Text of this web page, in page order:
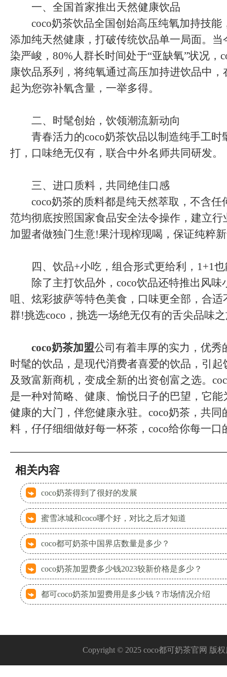
一、全国首家推出天然健康饮品
coco奶茶饮品全国创始高压纯氧加持技能
添加纯天然健康，打破传统饮品单一局面。当
染严峻，80%人群长时间处于“亚缺氧”状况，
康饮品系列，将纯氧通过高压加持进饮品中
起为您弥补氧含量，一举多得。
二、时髦创始，饮领潮流新动向
青春活力的coco奶茶饮品以制造纯手工时
打，口味绝无仅有，联合中外名师共同研发。
三、进口质料，共同绝佳口感
coco奶茶的质料都是纯天然萃取，不含任
范均彻底按照国家食品安全法令操作，建立行
加盟者做独门生意!果汁现榨现喝，保证纯粹
四、饮品+小吃，组合形式更给利，1+1也
除了主打饮品外，coco饮品还特推出风味
咀、炫彩披萨等特色美食，口味更全部，合
群!挑选coco，挑选一场绝无仅有的舌尖品味
coco奶茶加盟公司有着丰厚的实力，优秀
时髦的饮品，是现代消费者喜爱的饮品，引
及致富新商机，变成全新的出资创富之选。
是一种对简略、健康、愉悦日子的巴望，它
健康的大门，伴您健康永驻。coco奶茶，共同
料，仔仔细细做好每一杯茶，coco给你每一口
相关内容
coco奶茶得到了很好的发展
蜜雪冰城和coco哪个好，对比之后才知道
coco都可奶茶中国界店数量是多少？
coco奶茶加盟费多少钱2023较新价格是多少？
都可coco奶茶加盟费用是多少钱？市场情况介绍
Copyright © 2025 coco都可奶茶官网 版